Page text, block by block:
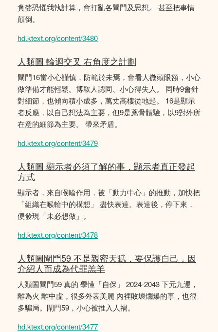
貪婪恐懼我執計算，會打亂各閘門及思想。 甚至把事情
顛倒。
hd.ktext.org/content/3480
人類圖 輪迴交叉 右角度之計劃
閘門16當小心謹慎，防範於未焉，會看人微頭眼額，小心
做準備才能輕鬆。博取人認同、小心得失人。 同時9會針
對細節，也傾向積小成多，萬丈高樓從地起。 16是顯示
者反應，以自己想法為主要，但9是薦骨體驗，以9對外所
在意的細節為主要。 帶來矛盾。
hd.ktext.org/content/3479
人類圖 顯示者必須了解的事，顯示者真正發起
方式
顯示者，來自喉輪作用，被「動力中心」的推動，加快把
「組織在喉輪中的構想」 盡快表達。表達後，停下來，
便發現「未必想做」。
hd.ktext.org/content/3478
人類圖閘門59 不是親密天賦，要保護自己，因
介紹人而成為代罪羔羊
人類圖閘門59 真的 學懂「自保」 2024-2043 下元九運，
離為火 離中虛，很多外表美麗 內裡敗壞爛爆的事，也很
多騙局。閘門59，小心被推入人禍。
hd.ktext.org/content/3477